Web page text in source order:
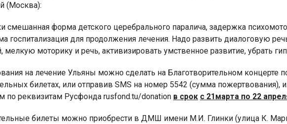
(Москва):
смешанная форма детского церебрального паралича, задержка
госпитализация для продолжения лечения. Надо развить диалоговую
моторику и речь, активизировать умственное развитие, убрать
на лечение Ульяны можно сделать на Благотворительном концерте
билетах, или отправив SMS на номер 5542 (сумма
по реквизитам Русфонда rusfond.tu/donation в срок с 21марта по 22
билеты можно приобрести в ДМШ имени М.И. Глинки (улица К.